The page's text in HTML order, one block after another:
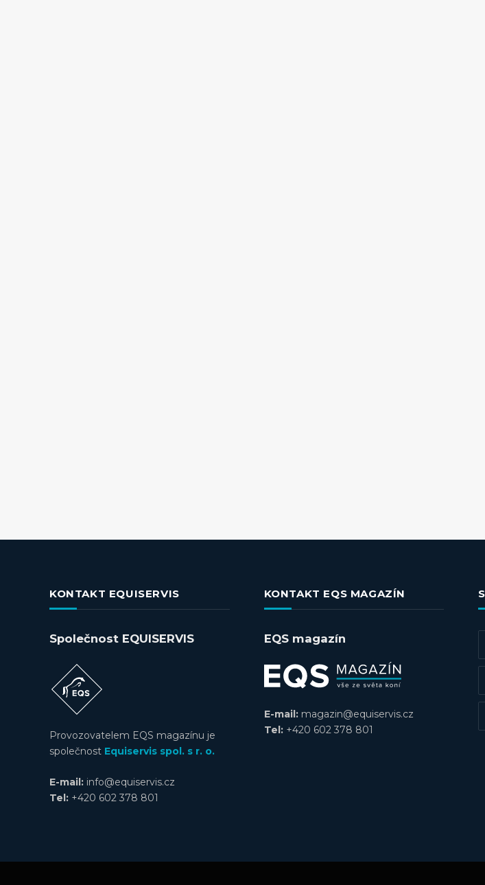
KONTAKT EQUISERVIS
Společnost EQUISERVIS
Provozovatelem EQS magazínu je
společnost Equiservis spol. s r. o.
E-mail: info@equiservis.cz
Tel: +420 602 378 801
KONTAKT EQS MAGAZÍN
EQS magazín
E-mail:magazin@equiservis.cz
Tel:+420 602 378 801